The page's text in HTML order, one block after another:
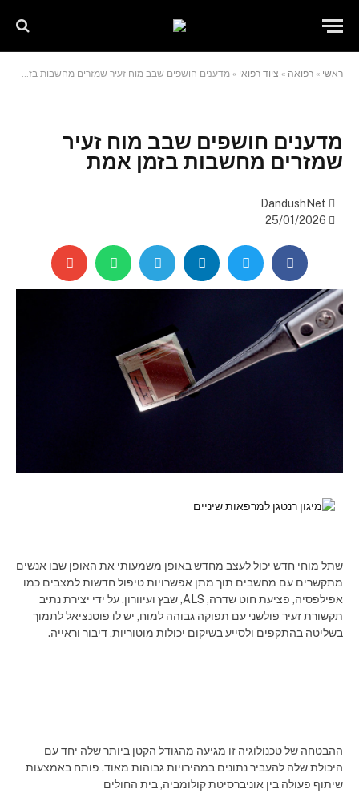
מֻפְעֶלֶת
הַמְּסַיַּעַת
לִנְגִישׁוּת
ראשי » רפואה » ציוד רפואי » מדענים חושפים שבב מוח זעיר שמזרים מחשבות בזמן אמת
מדענים חושפים שבב מוח זעיר
שמזרים מחשבות בזמן אמת
DandushNet
25/01/2026
שתל מוחי חדש יכול לעצב מחדש באופן משמעותי את האופן שבו אנשים
מתקשרים עם מחשבים תוך מתן אפשרויות טיפול חדשות למצבים כמו
אפילפסיה, פציעת חוט שדרה, ALS, שבץ ועיוורון. על ידי יצירת נתיב
תקשורת זעיר פולשני עם תפוקה גבוהה למוח, יש לו פוטנציאל לתמוך
בשליטה בהתקפים ולסייע בשיקום יכולות מוטוריות, דיבור וראייה.
ההבטחה של טכנולוגיה זו מגיעה מהגודל הקטן ביותר שלה יחד עם
היכולת שלה להעביר נתונים במהירויות גבוהות מאוד. פותח באמצעות
שיתוף פעולה בין אוניברסיטת קולומביה, בית החולים